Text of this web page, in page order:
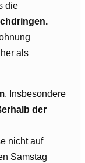
die
als
. Insbesondere
der
nicht auf
Samstag